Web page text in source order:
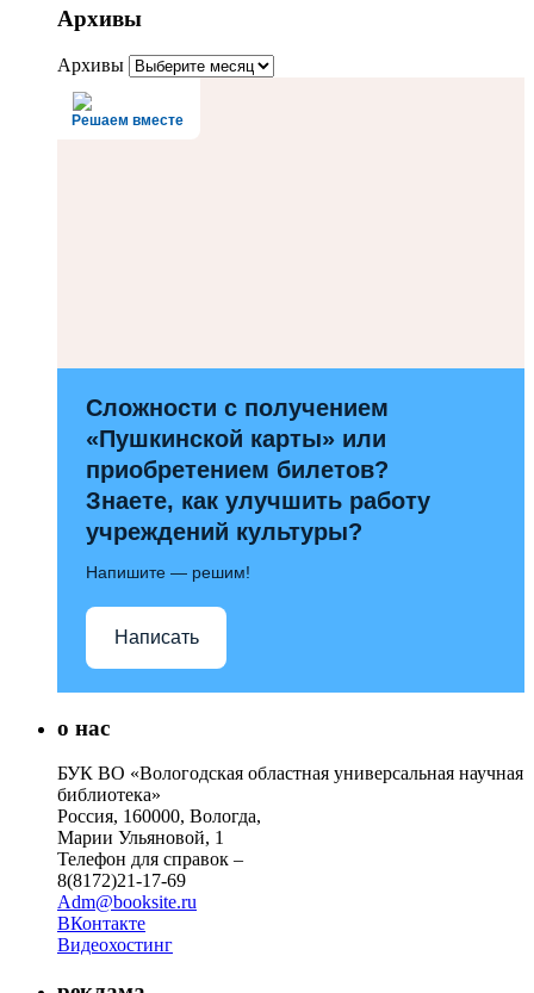
Архивы
Архивы
Решаем вместе
Сложности с получением
«Пушкинской карты» или
приобретением билетов?
Знаете, как улучшить работу
учреждений культуры?
Напишите — решим!
Написать
о нас
БУК ВО «Вологодская областная универсальная научная
библиотека»
Россия, 160000, Вологда,
Марии Ульяновой, 1
Телефон для справок –
8(8172)21-17-69
Adm@booksite.ru
ВКонтакте
Видеохостинг